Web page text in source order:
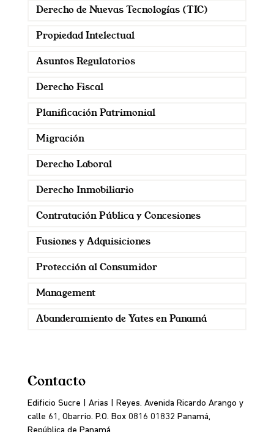
Derecho de Nuevas Tecnologías (TIC)
Propiedad Intelectual
Asuntos Regulatorios
Derecho Fiscal
Planificación Patrimonial
Migración
Derecho Laboral
Derecho Inmobiliario
Contratación Pública y Concesiones
Fusiones y Adquisiciones
Protección al Consumidor
Management
Abanderamiento de Yates en Panamá
Contacto
Edificio Sucre | Arias | Reyes. Avenida Ricardo Arango y
calle 61, Obarrio. P.O. Box 0816 01832 Panamá,